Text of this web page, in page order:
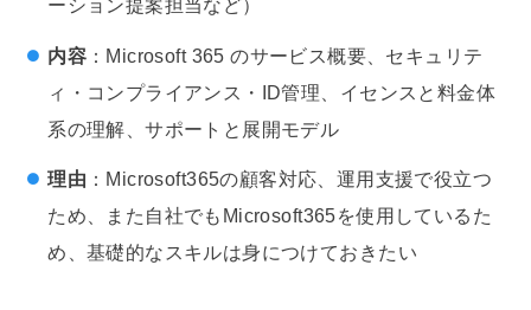
ーション提案担当など）
内容：Microsoft 365 のサービス概要、セキュリテ
ィ・コンプライアンス・ID管理、イセンスと料金体
系の理解、サポートと展開モデル
理由 ：Microsoft365の顧客対応、運用支援で役立つ
ため、また自社でもMicrosoft365を使用しているた
め、基礎的なスキルは身につけておきたい